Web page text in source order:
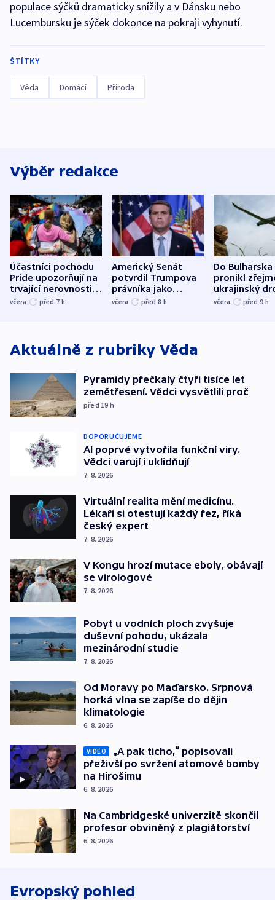
populace sýčků dramaticky snížily a v Dánsku nebo
Lucembursku je sýček dokonce na pokraji vyhynutí.
ŠTÍTKY
Věda Domácí Příroda
Výběr redakce
Účastníci pochodu
Pride upozorňují na
trvající nerovnosti i
společenskou
včera před 7 h
Americký Senát
potvrdil Trumpova
právníka jako
ministra
včera před 8 h
Do Bulharska
pronikl
ukrajinský
explodoval
včera před 9 h
Aktuálně z rubriky Věda
Pyramidy přečkaly čtyři tisíce let
zemětřesení. Vědci vysvětlili proč
před 19 h
DOPORUČUJEME
AI poprvé vytvořila funkční viry.
Vědci varují i uklidňují
7. 8. 2026
Virtuální realita mění medicínu.
Lékaři si otestují každý řez, říká
český expert
7. 8. 2026
V Kongu hrozí mutace eboly, obávají
se virologové
7. 8. 2026
Pobyt u vodních ploch zvyšuje
duševní pohodu, ukázala
mezinárodní studie
7. 8. 2026
Od Moravy po Maďarsko. Srpnová
horká vlna se zapíše do dějin
klimatologie
6. 8. 2026
VIDEO
„A pak ticho,“ popisovali
přeživší po svržení atomové bomby
na Hirošimu
6. 8. 2026
Na Cambridgeské univerzitě skončil
profesor obviněný z plagiátorství
6. 8. 2026
Evropský pohled